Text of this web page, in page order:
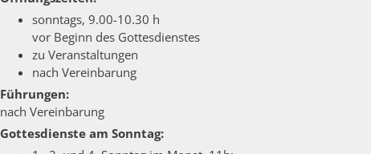
sonntags, 9.00-10.30 h
vor Beginn des Gottesdienstes
zu Veranstaltungen
nach Vereinbarung
Führungen:
nach Vereinbarung
Gottesdienste am Sonntag: